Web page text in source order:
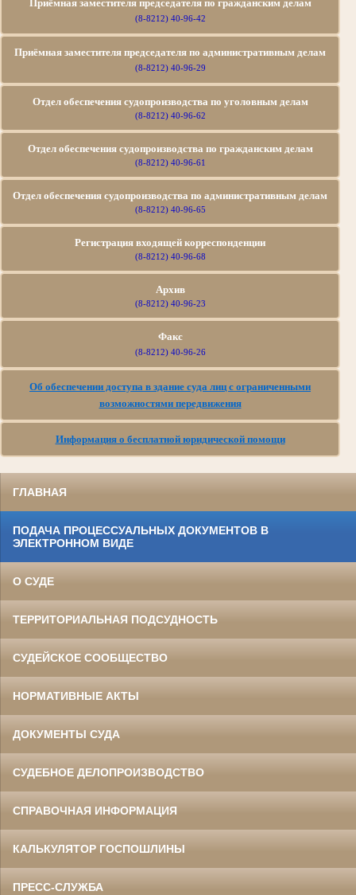
Приёмная заместителя председателя по гражданским делам
(8-8212) 40-96-42
Приёмная заместителя председателя по административным делам
(8-8212) 40-96-29
Отдел обеспечения судопроизводства по уголовным делам
(8-8212) 40-96-62
Отдел обеспечения судопроизводства по гражданским делам
(8-8212) 40-96-61
Отдел обеспечения судопроизводства по административным делам
(8-8212) 40-96-65
Регистрация входящей корреспонденции
(8-8212) 40-96-68
Архив
(8-8212) 40-96-23
Факс
(8-8212) 40-96-26
Об обеспечении доступа в здание суда лиц с ограниченными
возможностями передвижения
Информация о бесплатной юридической помощи
ГЛАВНАЯ
ПОДАЧА ПРОЦЕССУАЛЬНЫХ ДОКУМЕНТОВ В
ЭЛЕКТРОННОМ ВИДЕ
О СУДЕ
ТЕРРИТОРИАЛЬНАЯ ПОДСУДНОСТЬ
СУДЕЙСКОЕ СООБЩЕСТВО
НОРМАТИВНЫЕ АКТЫ
ДОКУМЕНТЫ СУДА
СУДЕБНОЕ ДЕЛОПРОИЗВОДСТВО
СПРАВОЧНАЯ ИНФОРМАЦИЯ
КАЛЬКУЛЯТОР ГОСПОШЛИНЫ
ПРЕСС-СЛУЖБА